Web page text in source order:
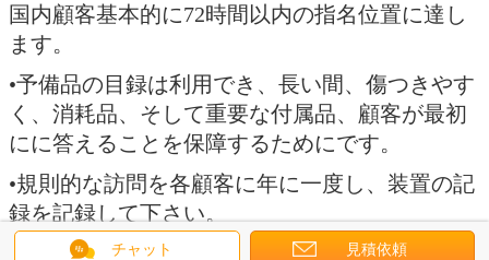
国内顧客基本的に72時間以内の指名位置に達し
ます。
•予備品の目録は利用でき、長い間、傷つきやす
く、消耗品、そして重要な付属品、顧客が最初
にに答えることを保障するためにです。
•規則的な訪問を各顧客に年に一度し、装置の記
録を記録して下さい。
チャット 見積依頼